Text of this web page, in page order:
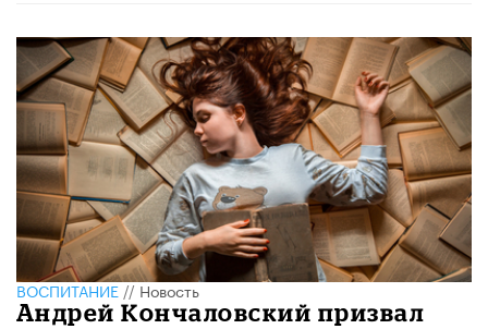
ВОСПИТАНИЕ//Новость
Андрей Кончаловский призвал